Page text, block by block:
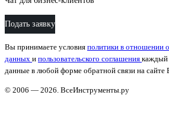
Подать заявку
Вы принимаете условия политики в отношении
данных и пользовательского соглашения каждый
данные в любой форме обратной связи на
© 2006 — 2026. ВсеИнструменты.ру